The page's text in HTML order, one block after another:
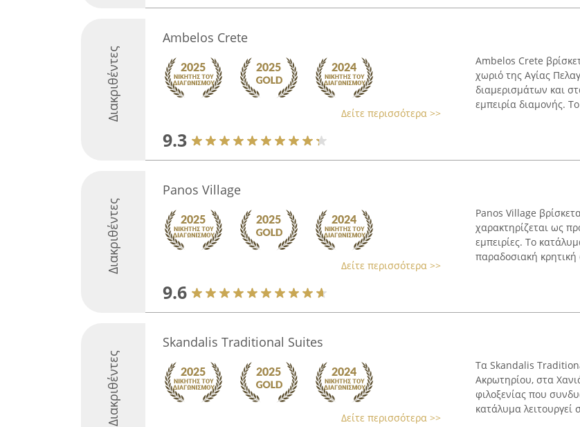
Διακριθέντες
Ambelos Crete
Δείτε περισσότερα >>
9.3
Ambelos Crete
χωριό της Αγίας
διαμερισμάτων και
εμπειρία διαμονής.
Διακριθέντες
Panos Village
Δείτε περισσότερα >>
9.6
Panos Village
χαρακτηρίζεται ως
εμπειρίες. Το
παραδοσιακή κρητική
Διακριθέντες
Skandalis Traditional Suites
Δείτε περισσότερα >>
Τα Skandalis
Ακρωτηρίου, στα
φιλοξενίας που
κατάλυμα λειτουργεί